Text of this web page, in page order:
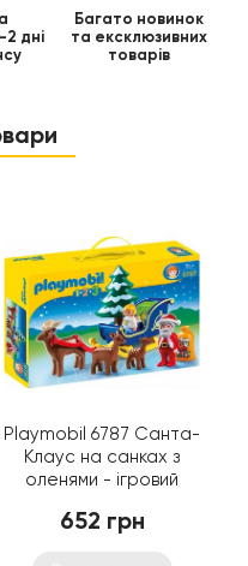
дні
Багато новинок
та ексклюзивних
товарів
Playmobil 6787 Санта-
Клаус на санках з
оленями - ігровий
652 грн